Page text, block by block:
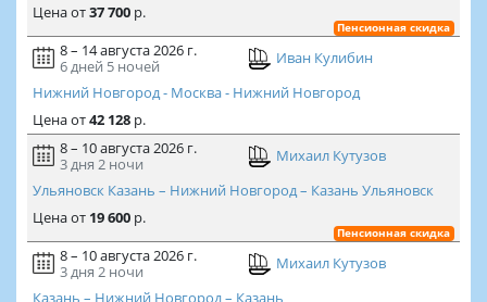
Ценаот37 700р.
Пенсионная скидка
8 – 14 августа 2026 г.
6 дней 5 ночей
Иван Кулибин
Нижний Новгород - Москва - Нижний Новгород
Ценаот42 128р.
8 – 10 августа 2026 г.
3 дня 2 ночи
Михаил Кутузов
Ульяновск Казань – Нижний Новгород – Казань Ульяновск
Ценаот 19 600р.
Пенсионная скидка
8 – 10 августа 2026 г.
3 дня 2 ночи
Михаил Кутузов
Казань – Нижний Новгород – Казань